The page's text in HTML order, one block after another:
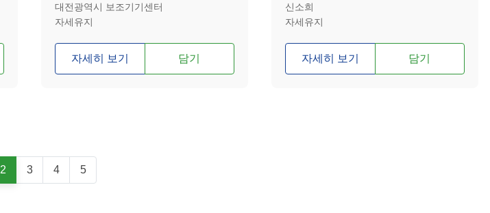
대전광역시 보조기기센터
자세유지
자세히 보기 담기
신소희
자세유지
자세히 보기 담기
2 3 4 5